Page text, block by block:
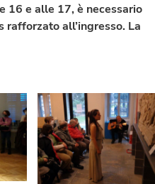
16 e alle 17, è necessario
rafforzato all’ingresso. La